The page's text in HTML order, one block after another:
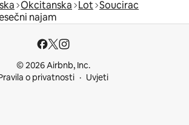
Okcitanska Lot Soucirac
najam
© 2026 Airbnb, Inc.
o privatnosti
Uvjeti